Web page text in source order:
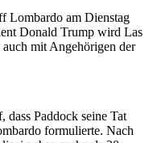
Lombardo am Dienstag
Donald Trump wird Las
mit Angehörigen der
Paddock seine Tat
formulierte. Nach